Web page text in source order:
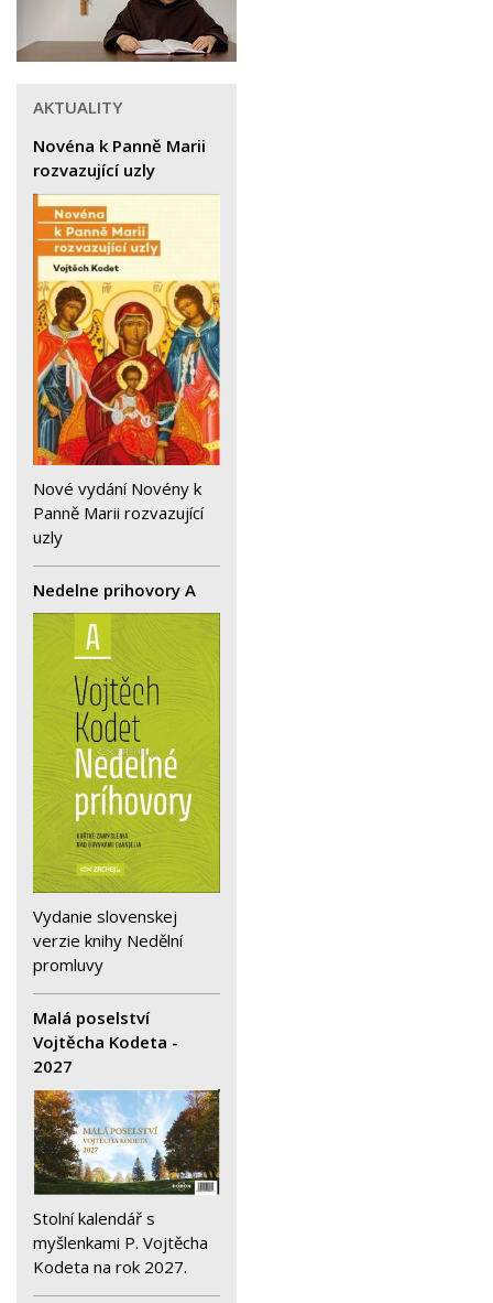
AKTUALITY
Novéna k Panně Marii
rozvazující uzly
Nové vydání Novény k
Panně Marii rozvazující
uzly
Nedelne prihovory A
Vydanie slovenskej
verzie knihy Nedělní
promluvy
Malá poselství
Vojtěcha Kodeta -
2027
Stolní kalendář s
myšlenkami P. Vojtěcha
Kodeta na rok 2027.